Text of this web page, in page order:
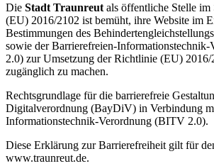
Die Stadt Traunreut als öffentliche Stelle
(EU) 2016/2102 ist bemüht, ihre Website im
Bestimmungen des
sowie der Barrierefreien-
2.0) zur Umsetzung der Richtlinie (EU) 2016/
zugänglich zu machen.
Rechtsgrundlage für die barrierefreie
Digitalverordnung (BayDiV) in Verbindung
Informationstechnik-Verordnung (BITV 2.0).
Diese Erklärung zur Barrierefreiheit gilt für
www.traunreut.de.